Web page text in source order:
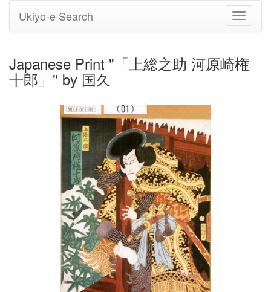
Toggle
Ukiyo-e Search
Japanese Print "「上総之助 河原崎権
十郎」" by 国久